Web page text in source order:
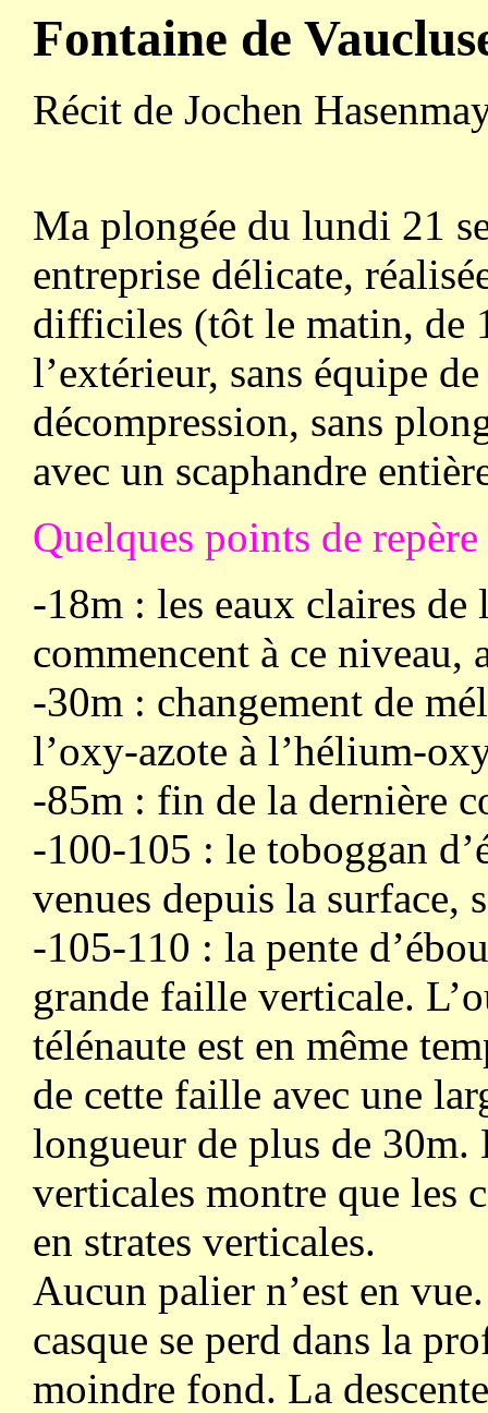
Fontaine de
Récit de Jochen
Ma plongée du lundi 21
entreprise délicate,
difficiles (tôt le matin, de
l’extérieur, sans équipe
décompression, sans
avec un scaphandre
Quelques points de
-18m : les eaux claires de
commencent à ce
-30m : changement de
l’oxy-azote à l’hélium-
-85m : fin de la dernière
-100-105 : le toboggan
venues depuis la surface,
-105-110 : la pente
grande faille verticale.
télénaute est en même
de cette faille avec une
longueur de plus de 30m.
verticales montre que les
en strates verticales.
Aucun palier n’est en
casque se perd dans la
moindre fond. La